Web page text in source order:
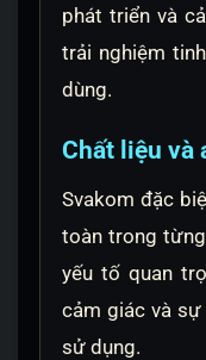
phát triển và
trải nghiệm
dùng.
Chất liệu và
Svakom đặc
toàn trong
yếu tố quan
cảm giác và
sử dụng.